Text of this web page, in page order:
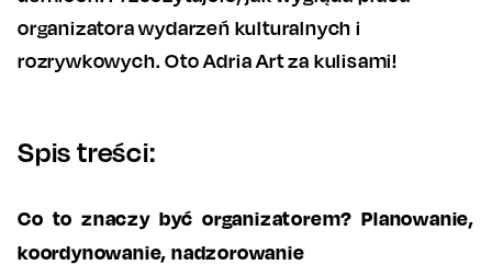
organizatora wydarzeń kulturalnych i
rozrywkowych. Oto Adria Art za kulisami!
Spis treści:
Co to znaczy być organizatorem? Planowanie,
koordynowanie, nadzorowanie